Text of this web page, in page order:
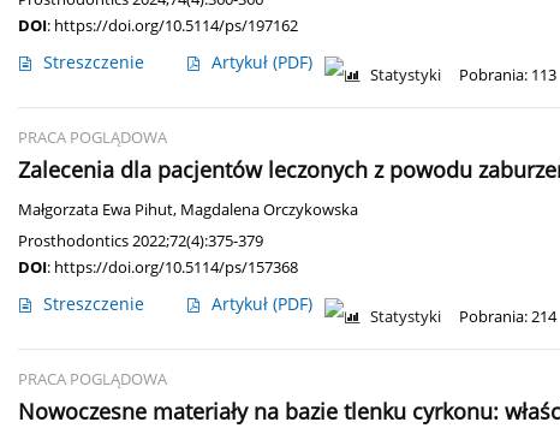
DOI: https://doi.org/10.5114/ps/197162
Streszczenie Artykuł (PDF)
Statystyki Pobrania: 113
PRACA POGLĄDOWA
Zalecenia dla pacjentów leczonych z powodu
Małgorzata Ewa Pihut, Magdalena Orczykowska
Prosthodontics 2022;72(4):375-379
DOI: https://doi.org/10.5114/ps/157368
Streszczenie Artykuł (PDF)
Statystyki Pobrania: 214
PRACA POGLĄDOWA
Nowoczesne materiały na bazie tlenku cyrkonu: